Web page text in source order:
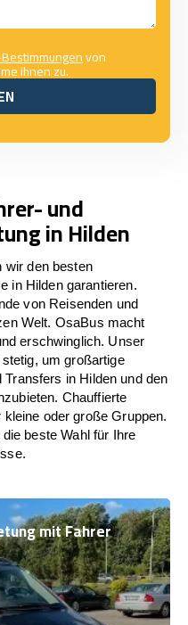
von
ihnen zu.
und
in Hilden
wir den besten
in Hilden garantieren.
von Reisenden und
Welt. OsaBus macht
erschwinglich. Unser
um großartige
in Hilden und den
Chauffierte
oder große Gruppen.
beste Wahl für Ihre
mit Fahrer